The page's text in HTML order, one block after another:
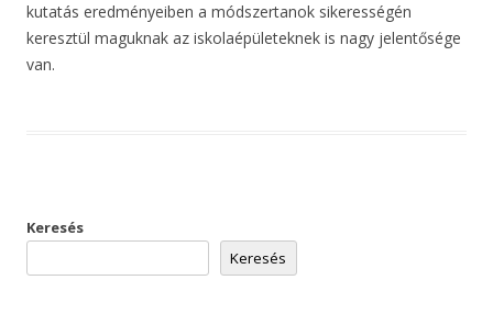
kutatás eredményeiben a módszertanok sikerességén
keresztül maguknak az iskolaépületeknek is nagy jelentősége
van.
Keresés
Keresés